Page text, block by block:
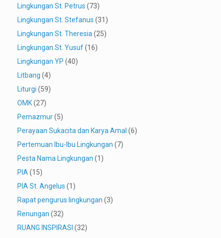
Lingkungan St. Petrus (73)
Lingkungan St. Stefanus (31)
Lingkungan St. Theresia (25)
Lingkungan St. Yusuf(16)
Lingkungan YP (40)
Litbang (4)
Liturgi (59)
OMK(27)
Pemazmur(5)
Perayaan Sukacita dan Karya Amal (6)
Pertemuan Ibu-Ibu Lingkungan (7)
Pesta Nama Lingkungan (1)
PIA (15)
PIA St. Angelus (1)
Rapat pengurus lingkungan (3)
Renungan (32)
RUANG INSPIRASI (32)